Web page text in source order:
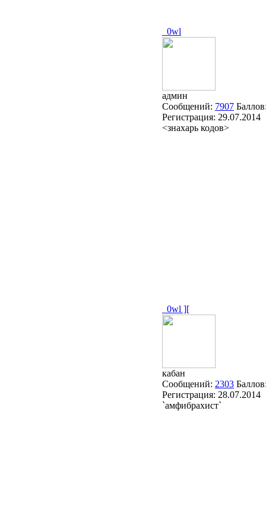
_0wl
админ
Сообщений: 7907
Регистрация: 29.07.2014
<знахарь кодов>
_0wl ][
кабан
Сообщений: 2303
Регистрация: 28.07.2014
`амфибрахист`